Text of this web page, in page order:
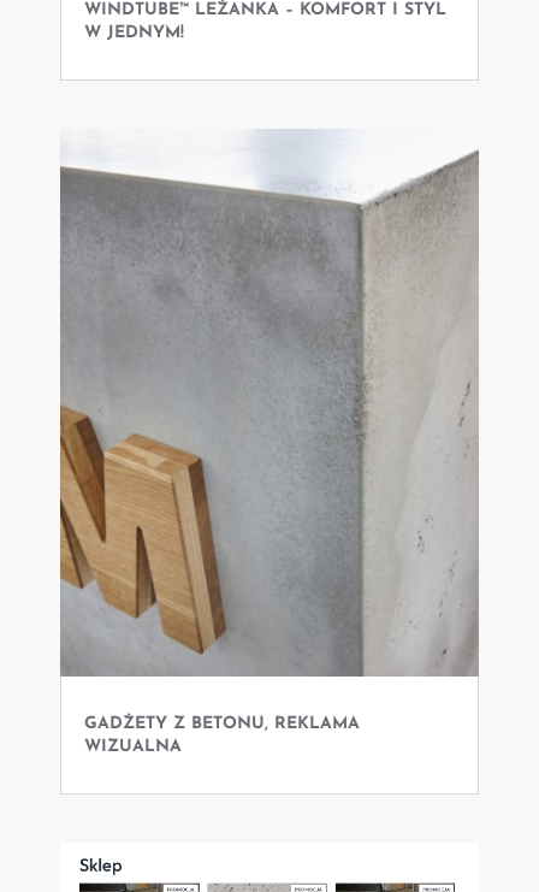
WINDTUBE™ LEŻANKA – KOMFORT I STYL
W JEDNYM!
GADŻETY Z BETONU, REKLAMA
WIZUALNA